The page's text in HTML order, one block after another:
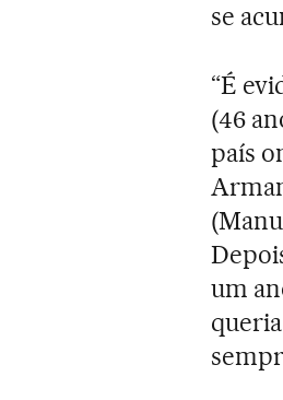
se
“É
(46
país
um